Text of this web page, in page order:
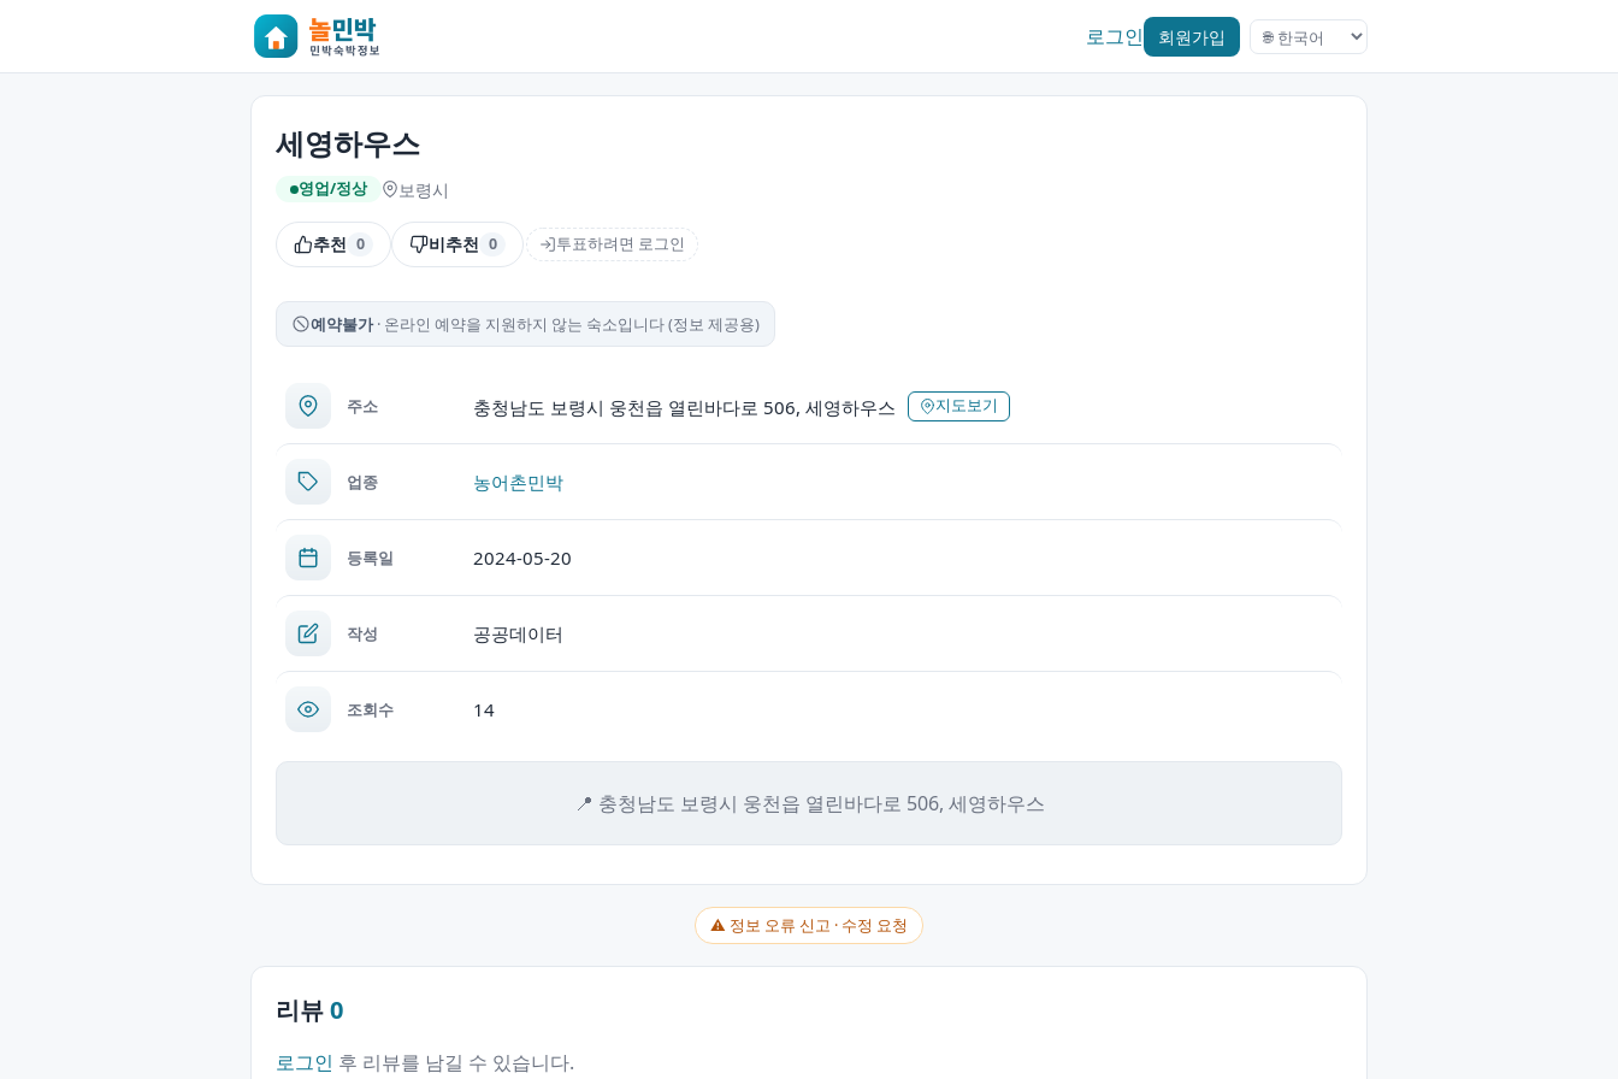
로그인 회원가입
세영하우스
영업/정상 보령시
추천 0 비추천 0 투표하려면 로그인
예약불가 온라인 예약을 지원하지 않는 숙소입니다 (정보 제공용)
주소 충청남도 보령시 웅천읍 열린바다로 506, 세영하우스 지도보기
업종 농어촌민박
등록일 2024-05-20
작성 공공데이터
조회수 14
📍 충청남도 보령시 웅천읍 열린바다로 506, 세영하우스
⚠ 정보 오류 신고 · 수정 요청
리뷰0
로그인 후 리뷰를 남길 수 있습니다.